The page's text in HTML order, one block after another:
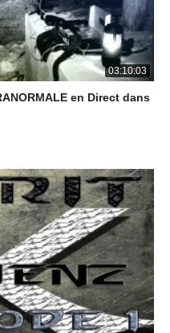
03:10:03
en Direct dans